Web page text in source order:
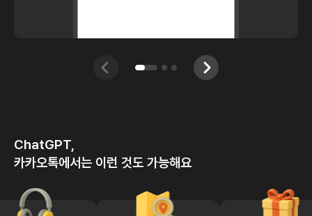
ChatGPT,
카카오톡에서는 이런 것도 가능해요